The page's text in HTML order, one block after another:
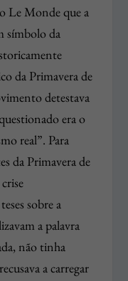
Le Monde que a
símbolo da
da Primavera de
detestava
era o
real”. Para
da Primavera de
sobre a
a palavra
não tinha
a carregar